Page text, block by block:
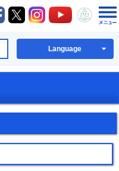
ージ
代町LINE
八千代町Facebook
八千代町X八千代町Instagram
八千代町
八千
Language